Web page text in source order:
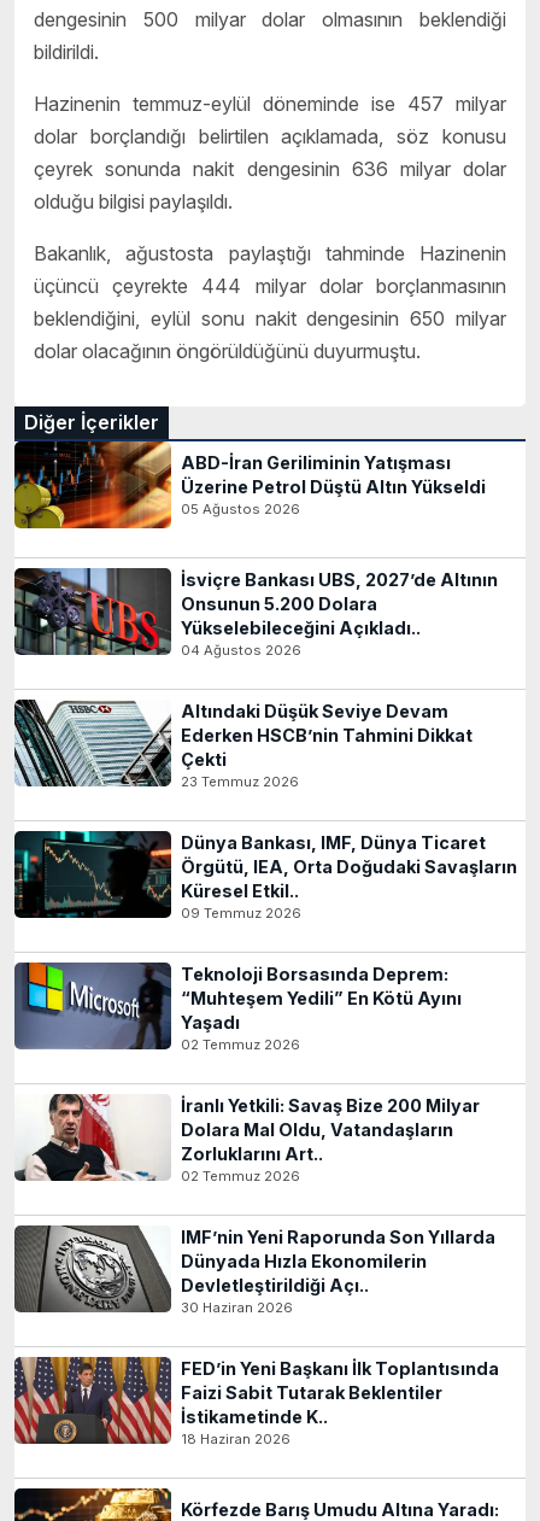
dengesinin 500 milyar dolar olmasının beklendiği
bildirildi.
​​​​​​​Hazinenin temmuz-eylül döneminde ise 457 milyar
dolar borçlandığı belirtilen açıklamada, söz konusu
çeyrek sonunda nakit dengesinin 636 milyar dolar
olduğu bilgisi paylaşıldı.
Bakanlık, ağustosta paylaştığı tahminde Hazinenin
üçüncü çeyrekte 444 milyar dolar borçlanmasının
beklendiğini, eylül sonu nakit dengesinin 650 milyar
dolar olacağının öngörüldüğünü duyurmuştu.
Diğer İçerikler
ABD-İran Geriliminin Yatışması
Üzerine Petrol Düştü Altın Yükseldi
05 Ağustos 2026
İsviçre Bankası UBS, 2027’de Altının
Onsunun 5.200 Dolara
Yükselebileceğini Açıkladı..
04 Ağustos 2026
Altındaki Düşük Seviye Devam
Ederken HSCB’nin Tahmini Dikkat
Çekti
23 Temmuz 2026
Dünya Bankası, IMF, Dünya Ticaret
Örgütü, IEA, Orta Doğudaki Savaşların
Küresel Etkil..
09 Temmuz 2026
Teknoloji Borsasında Deprem:
“Muhteşem Yedili” En Kötü Ayını
Yaşadı
02 Temmuz 2026
İranlı Yetkili: Savaş Bize 200 Milyar
Dolara Mal Oldu, Vatandaşların
Zorluklarını Art..
02 Temmuz 2026
IMF’nin Yeni Raporunda Son Yıllarda
Dünyada Hızla Ekonomilerin
Devletleştirildiği Açı..
30 Haziran 2026
FED’in Yeni Başkanı İlk Toplantısında
Faizi Sabit Tutarak Beklentiler
İstikametinde K..
18 Haziran 2026
Körfezde Barış Umudu Altına Yaradı: